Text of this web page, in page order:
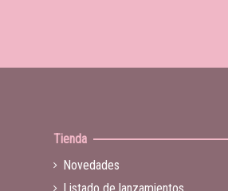
Tienda
Novedades
Listado de lanzamientos